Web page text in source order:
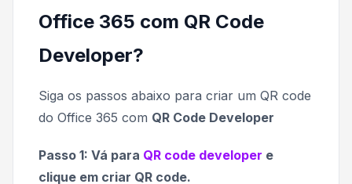
Office 365 com QR Code
Developer?
Siga os passos abaixo para criar um QR code
do Office 365 com QR Code Developer
Passo 1: Vá para QR code developer e
clique em criar QR code.